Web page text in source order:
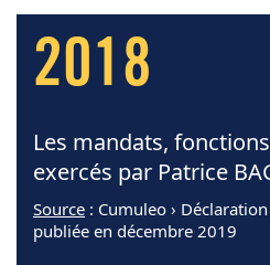
2018
Les mandats,
exercés par Patrice
Source : Cumuleo ›
publiée en décembre 2019